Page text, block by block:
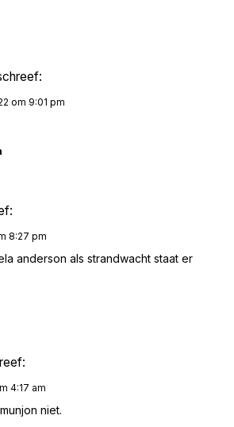
om 9:01 pm
8:27 pm
anderson als strandwacht staat er
4:17 am
niet.